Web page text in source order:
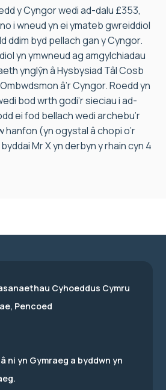
y Cyngor wedi ad-dalu £353,
i wneud yn ei ymateb gwreiddiol
ddim byd pellach gan y Cyngor.
yn ymwneud ag amgylchiadau
ynglŷn â Hysbysiad Tâl Cosb
â’r Cyngor. Roedd yn
bod wrth godi’r sieciau i ad-
ei fod bellach wedi archebu’r
hanfon (yn ogystal â chopi o’r
Mr X yn derbyn y rhain cyn 4
Cyhoeddus Cymru
Pencoed
ni yn Gymraeg a byddwn yn